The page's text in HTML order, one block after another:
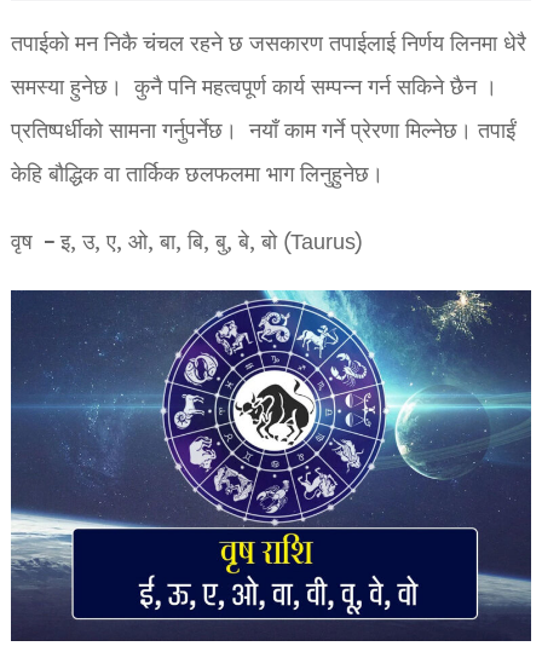
तपाईको मन निकै चंचल रहने छ जसकारण तपाईलाई निर्णय लिनमा धेरै
समस्या हुनेछ। कुनै पनि महत्वपूर्ण कार्य सम्पन्न गर्न सकिने छैन ।
प्रतिष्पर्धीको सामना गर्नुपर्नेछ। नयाँ काम गर्ने प्रेरणा मिल्नेछ। तपाईं
केहि बौद्धिक वा तार्किक छलफलमा भाग लिनुहुनेछ।
वृष – इ, उ, ए, ओ, बा, बि, बु, बे, बो (Taurus)